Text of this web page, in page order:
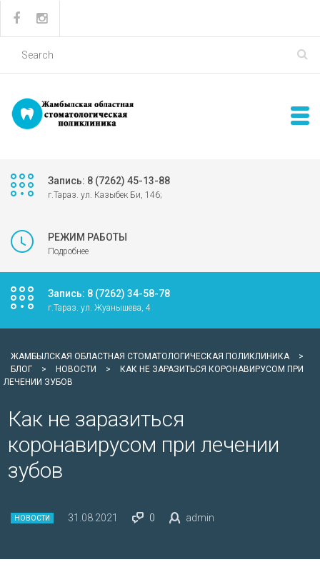
Запись: 8 (7262) 45-13-88
г.Тараз. ул. Казыбек Би, 146;
РЕЖИМ РАБОТЫ
Подробнее
Запись: 8 (7262) 34-58-78
г.Тараз. ул. Жуанышева, 4
ЖАМБЫЛСКАЯ ОБЛАСТНАЯ СТОМАТОЛОГИЧЕСКАЯ ПОЛИКЛИНИКА
>
БЛОГ
> НОВОСТИ >
КАК НЕ ЗАРАЗИТЬСЯ КОРОНАВИРУСОМ ПРИ
ЛЕЧЕНИИ ЗУБОВ
Как не заразиться
коронавирусом при лечении
зубов
НОВОСТИ 31.08.2021 0 admin